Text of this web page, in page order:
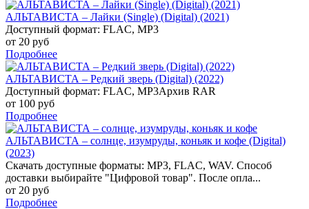
АЛЬТАВИСТА – Лайки (Single) (Digital) (2021)
Доступный формат: FLAC, MP3
от 20 руб
Подробнее
АЛЬТАВИСТА – Редкий зверь (Digital) (2022)
Доступный формат: FLAC, MP3Архив RAR
от 100 руб
Подробнее
АЛЬТАВИСТА – солнце, изумруды, коньяк и кофе (Digital)
(2023)
Скачать доступные форматы: MP3, FLAC, WAV. Способ
доставки выбирайте "Цифровой товар". После опла...
от 20 руб
Подробнее